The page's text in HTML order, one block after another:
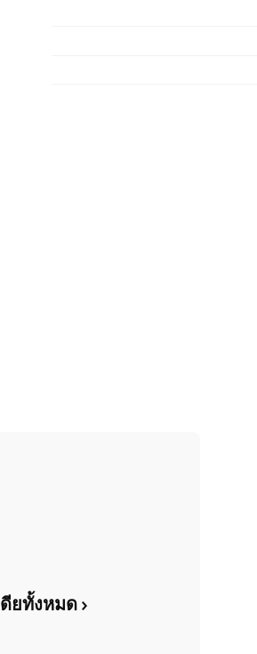
ดียทั้งหมด